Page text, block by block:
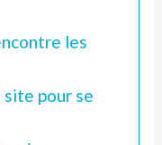
les
pour se